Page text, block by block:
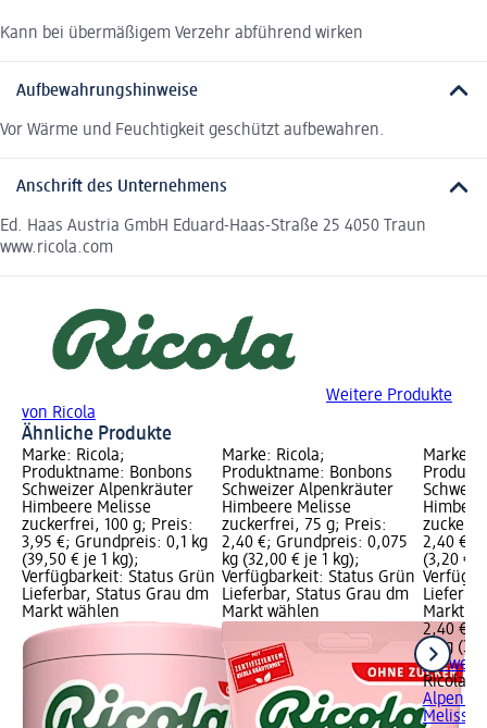
Kann bei übermäßigem Verzehr abführend wirken
Aufbewahrungshinweise
Vor Wärme und Feuchtigkeit geschützt aufbewahren.
Anschrift des Unternehmens
Ed. Haas Austria GmbH Eduard-Haas-Straße 25 4050 Traun
www.ricola.com
Weitere Produkte
von Ricola
Ähnliche Produkte
Marke: Ricola;
Produktname: Bonbons
Schweizer Alpenkräuter
Himbeere Melisse
zuckerfrei, 100 g; Preis:
3,95 €; Grundpreis: 0,1 kg
(39,50 € je 1 kg);
Verfügbarkeit: Status Grün
Lieferbar, Status Grau dm
Markt wählen
Marke: Ricola;
Produktname: Bonbons
Schweizer Alpenkräuter
Himbeere Melisse
zuckerfrei, 75 g; Preis:
2,40 €; Grundpreis: 0,075
kg (32,00 € je 1 kg);
Verfügbarkeit: Status Grün
Lieferbar, Status Grau dm
Markt wählen
Marke:
2,40 €;
(3,20 €
Markt
2,40 €
75 g
+ 2
Ricola